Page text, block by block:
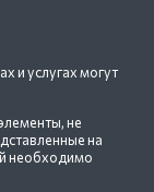
и услугах могут
не
на
необходимо